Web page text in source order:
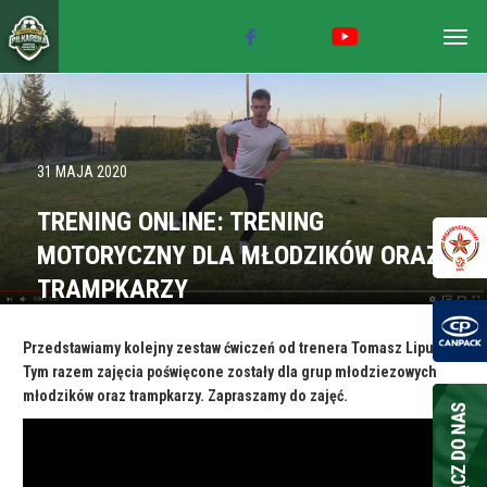
31 MAJA 2020
TRENING ONLINE: TRENING
MOTORYCZNY DLA MŁODZIKÓW ORAZ
TRAMPKARZY
Przedstawiamy kolejny zestaw ćwiczeń od trenera Tomasz Liputa.
Tym razem zajęcia poświęcone zostały dla grup młodziezowych
młodzików oraz trampkarzy. Zapraszamy do zajęć.